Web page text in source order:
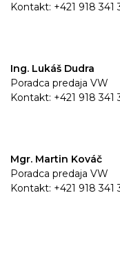
Kontakt: +421 918 341
Ing. Lukáš Dudra
Poradca predaja VW
Kontakt: +421 918 341
Mgr. Martin Kováč
Poradca predaja VW
Kontakt: +421 918 341